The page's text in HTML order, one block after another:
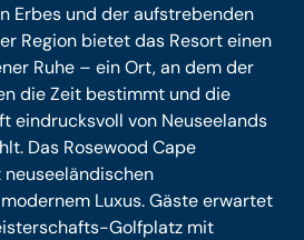
Erbes und der aufstrebenden
Region bietet das Resort einen
Ruhe – ein Ort, an dem der
die Zeit bestimmt und die
eindrucksvoll von Neuseelands
Das Rosewood Cape
Luxus. Gäste erwartet
Golfplatz mit